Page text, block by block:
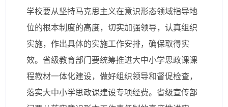
学校要从坚持马克思主义在意识形态领域指导地
位的根本制度的高度，切实加强领导，认真组织
实施，作出具体的实施工作安排，确保取得实
效。省级教育部门要统筹推进大中小学思政课课
程教材一体化建设，做好组织领导和督促检查，
落实大中小学思政课建设专项经费。省级宣传部